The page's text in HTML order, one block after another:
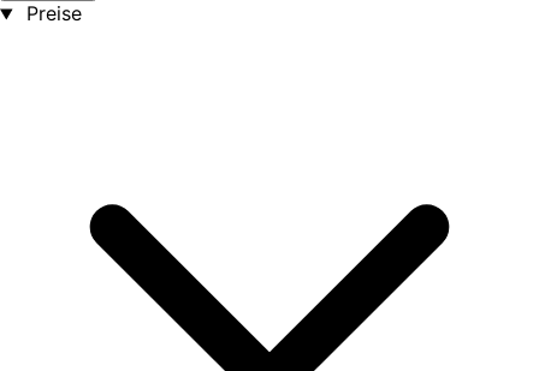
Preise